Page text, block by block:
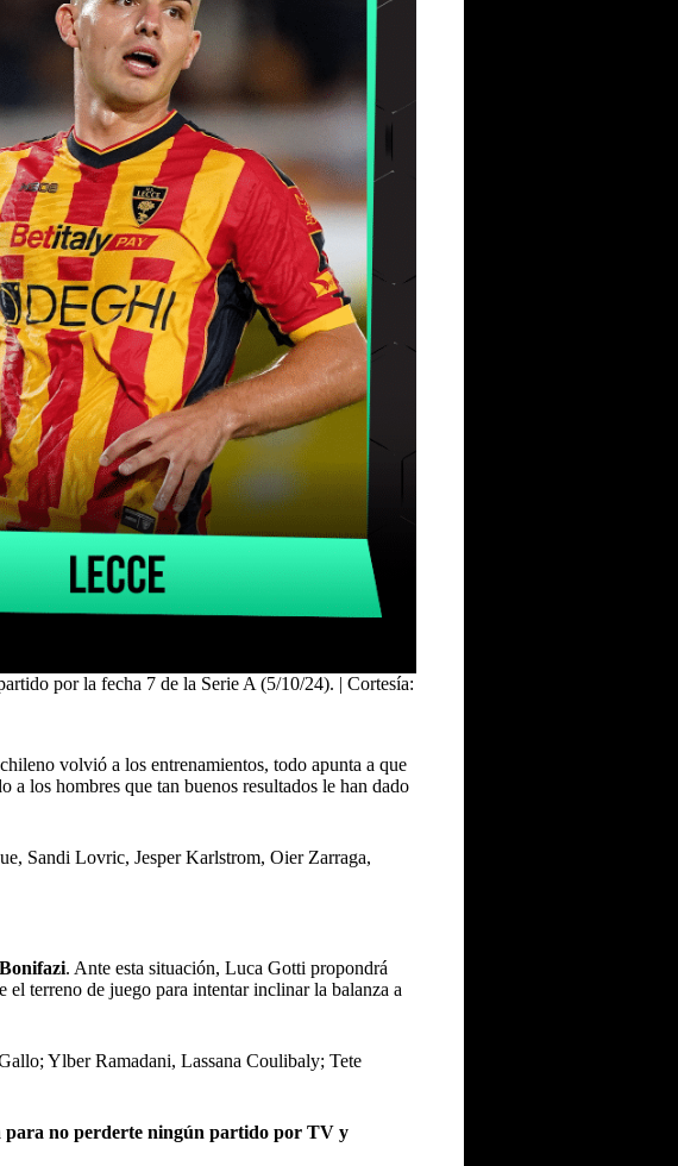
por la fecha 7 de la Serie A (5/10/24). | Cortesía:
volvió a los entrenamientos, todo apunta a que
los hombres que tan buenos resultados le han dado
Sandi Lovric, Jesper Karlstrom, Oier Zarraga,
. Ante esta situación, Luca Gotti propondrá
terreno de juego para intentar inclinar la balanza a
Ylber Ramadani, Lassana Coulibaly; Tete
para no perderte ningún partido por TV y